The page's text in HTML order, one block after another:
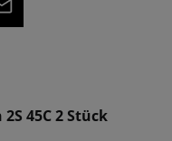
45C 2 Stück